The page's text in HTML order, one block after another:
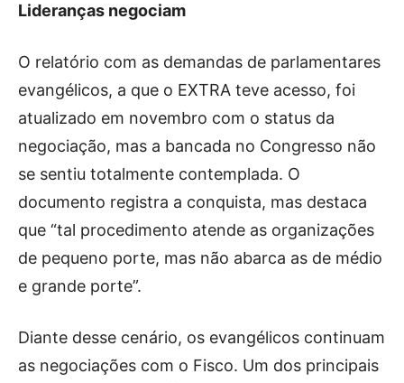
Lideranças negociam
O relatório com as demandas de parlamentares
evangélicos, a que o EXTRA teve acesso, foi
atualizado em novembro com o status da
negociação, mas a bancada no Congresso não
se sentiu totalmente contemplada. O
documento registra a conquista, mas destaca
que “tal procedimento atende as organizações
de pequeno porte, mas não abarca as de médio
e grande porte”.
Diante desse cenário, os evangélicos continuam
as negociações com o Fisco. Um dos principais